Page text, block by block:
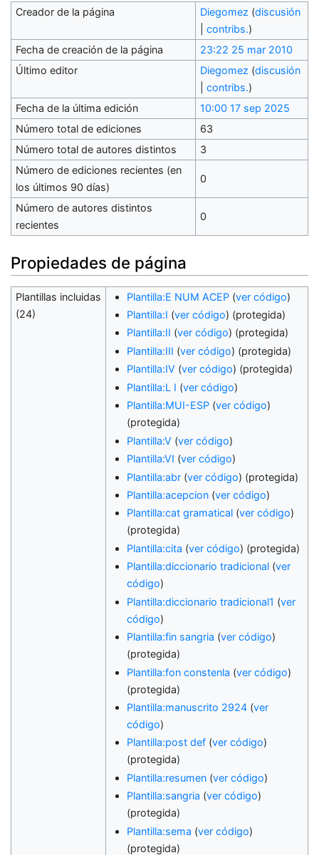
Creador de la página Diegomez (discusión
contribs.)
Fecha de creación de la página
23:22 25 mar 2010
Último editor
Diegomez (discusión
contribs.)
Fecha de la última edición
10:00 17 sep 2025
Número total de ediciones
63
Número total de autores distintos
3
Número de ediciones recientes (en
los últimos 90 días)
0
Número de autores distintos
recientes
0
Propiedades de página
Plantillas incluidas
(24)
Plantilla:E NUM ACEP(ver código)
Plantilla:I (ver código) (protegida)
Plantilla:II (ver código) (protegida)
Plantilla:III (ver código) (protegida)
Plantilla:IV(ver código) (protegida)
Plantilla:L I (ver código)
Plantilla:MUI-ESP(ver código)
(protegida)
Plantilla:V(ver código)
Plantilla:VI (ver código)
Plantilla:abr(ver código) (protegida)
Plantilla:acepcion(ver código)
Plantilla:cat gramatical(ver código)
(protegida)
Plantilla:cita (ver código) (protegida)
Plantilla:diccionario tradicional(ver
código)
Plantilla:diccionario tradicional1 (ver
código)
Plantilla:fin sangria (ver código)
(protegida)
Plantilla:fon constenla (ver código)
(protegida)
Plantilla:manuscrito 2924(ver
código)
Plantilla:post def(ver código)
(protegida)
Plantilla:resumen(ver código)
Plantilla:sangria (ver código)
(protegida)
Plantilla:sema (ver código)
(protegida)